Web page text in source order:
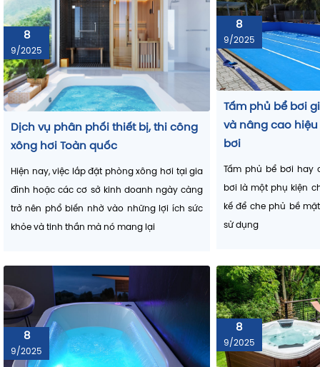
Sứ mệnh của Vinasaco:
Mang tới cho khách hàng Việt Namnhững thiết bị
chính hãng, chất lượng vượt trội, tối ưu chi phí và
bền bỉ – tiện nghicho người sử dụng.
Thiết bị bể bơi gồm những gì?
Khi đầu tư hồ bơi, việc hiểu rõ từng hạng mục thiết bị
quản lý tốt ngân sách và lựa chọn giải pháp phù hợp.
Dưới đây là các nhóm thiết bị chính cho bể bơi hiện
Hệ thống lọc nước – “Trái tim” của hồ bơi
8
9/2025
Dịch vụ phân phối thiết bị, thi công
xông hơi Toàn quốc
Hiện nay, việc lắp đặt phòng xông hơi tại gia
đình hoặc các cơ sở kinh doanh ngày càng
trở nên phổ biến nhờ vào những lợi ích sức
khỏe và tinh thần mà nó mang lại
8
9/2025
Tấm phủ bể bơi
và nâng cao
bơi
Tấm phủ bể bơi hay
bơi là một phụ kiện
kế để che phủ bề
sử dụng
8
9/2025
8
9/2025